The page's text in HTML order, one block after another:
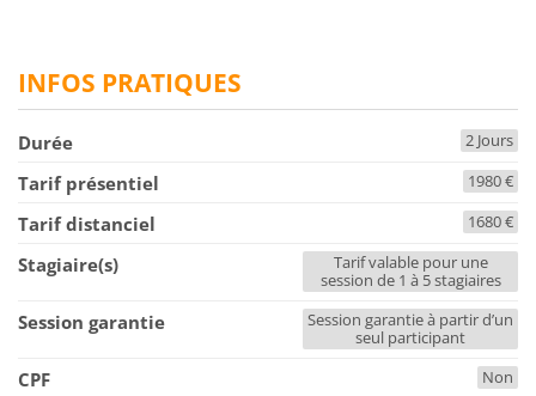
INFOS PRATIQUES
Durée 2 Jours
Tarif présentiel 1980 €
Tarif distanciel 1680 €
Stagiaire(s)
Tarif valable pour une
session de 1 à 5 stagiaires
Session garantie
Session garantie à partir d’un
seul participant
CPF Non